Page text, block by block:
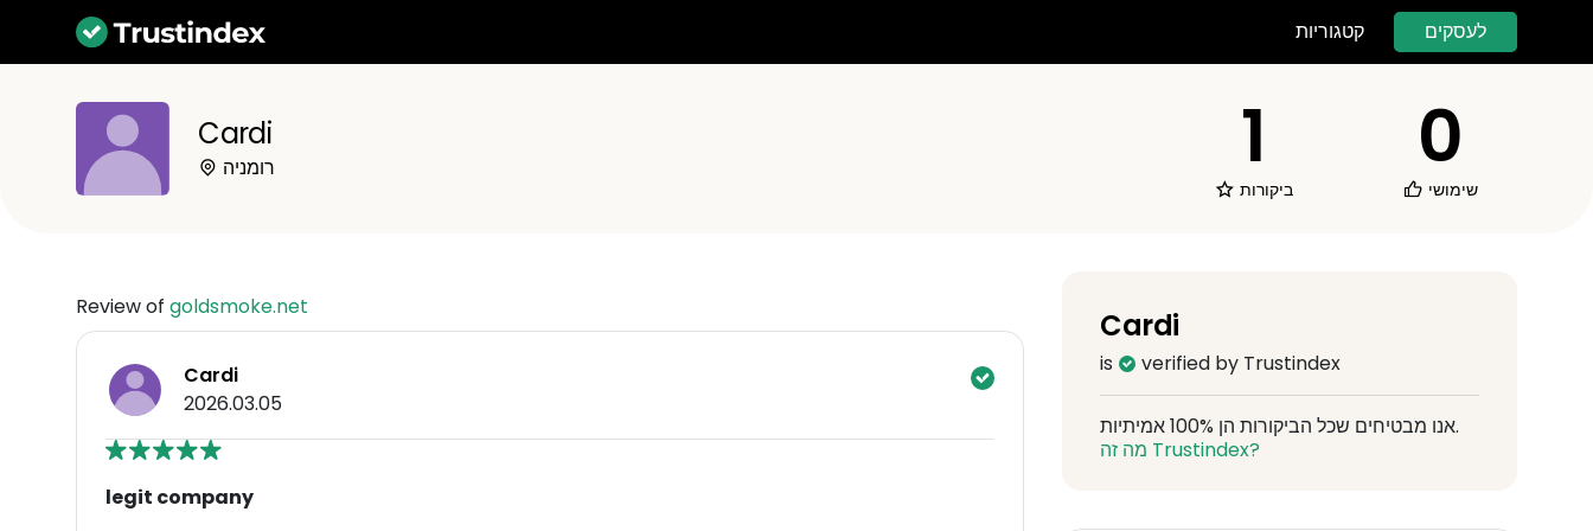
קטגוריות לעסקים
Cardi
רומניה 1
ביקורות
0
שימושי
Review of goldsmoke.net
Cardi
2026.03.05
legit company
Cardi
is verified by Trustindex
אנו מבטיחים שכל הביקורות הן 100% אמיתיות.
מה זה Trustindex?